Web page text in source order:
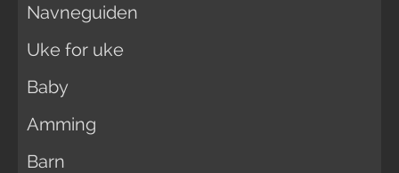
Navneguiden
Uke for uke
Baby
Amming
Barn